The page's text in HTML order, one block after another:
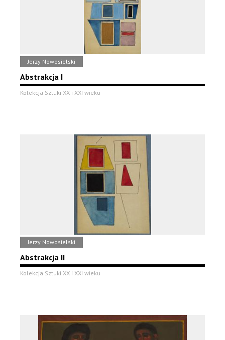
Jerzy Nowosielski
Abstrakcja I
Kolekcja Sztuki XX i XXI wieku
Jerzy Nowosielski
Abstrakcja II
Kolekcja Sztuki XX i XXI wieku